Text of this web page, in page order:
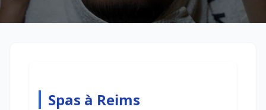
Spas à Reims